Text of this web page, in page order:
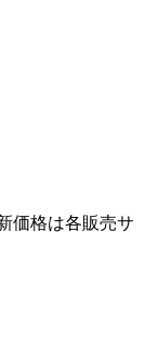
価格は各販売サ